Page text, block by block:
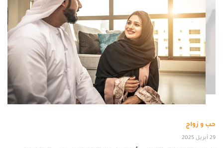
حب و زواج
29 أبريل 2025